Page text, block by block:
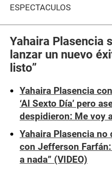
ESPECTÁCULOS
Yahaira Plasencia
lanzar un nuevo
listo”
Yahaira Plasencia
‘Al Sexto Día’ pero
despidieron: Me voy
Yahaira Plasencia no
con Jefferson
a nada” (VIDEO)